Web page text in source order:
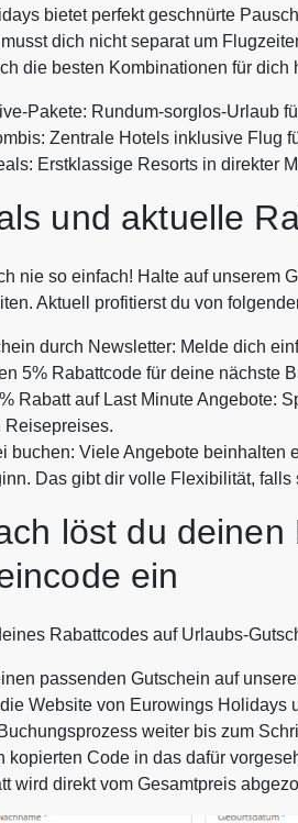
bietet perfekt geschnürte
dich nicht separat um
die besten Kombinationen für dich
Pakete: Rundum-sorglos-Urlaub
Zentrale Hotels inklusive Flug
Erstklassige Resorts in direkter
und aktuelle
nie so einfach! Halte auf unserem
Aktuell profitierst du von
durch Newsletter: Melde dich
5% Rabattcode für deine nächste
Rabatt auf Last Minute Angebote:
Reisepreises.
buchen: Viele Angebote beinhalten
Das gibt dir volle Flexibilität,
löst du
ein
Rabattcodes auf Urlaubs-
passenden Gutschein auf
Website von Eurowings Holidays
weiter bis zum
kopierten Code in das dafür
wird direkt vom Gesamtpreis